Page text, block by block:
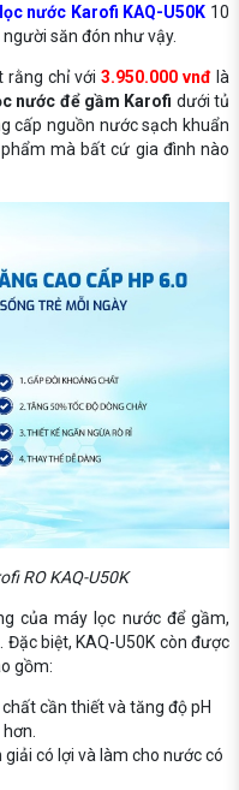
nước Karofi KAQ-U50K 10
săn đón như vậy.
rằng chỉ với3.950.000 vnđ là
nước để gầm Karofi dưới tủ
cấp nguồn nước sạch khuẩn
mà bất cứ gia đình nào
RO KAQ-U50K
của máy lọc nước để gầm,
biệt, KAQ-U50K còn được
gồm:
cần thiết và tăng độ pH
có lợi và làm cho nước có